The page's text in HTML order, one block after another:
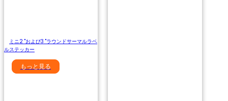
ミニ2 "および3 "ラウンドサーマルラベ
ルステッカー
もっと見る